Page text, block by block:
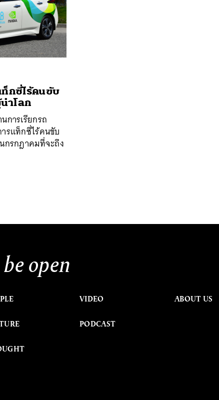
กซี่ไร้คนขับ
ำโลก
การเรียกรถ
รแท็กซี่ไร้คนขับ
กรกฎาคมที่จะถึง
open
VIDEO
PODCAST
ABOUT US